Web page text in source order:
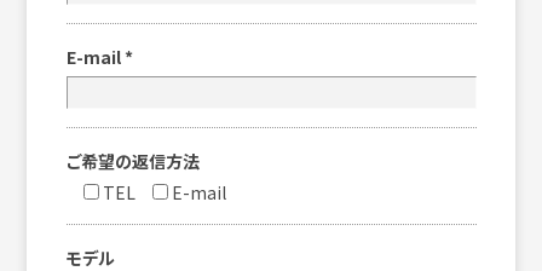
E-mail *
ご希望の返信方法
TEL
E-mail
モデル